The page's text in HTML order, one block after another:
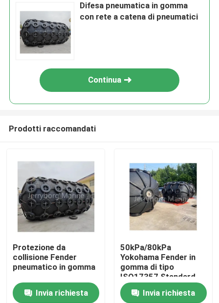
Casa
Prodotti
Circa noi
Difesa pneumatica in gomma
con rete a catena di pneumatici
Continua
Prodotti raccomandati
Protezione da
collisione Fender
pneumatico in gomma
Invia richiesta
50kPa/80kPa
Yokohama Fender in
gomma di tipo
ISO17357 Standard
con protezione di alta
qualitàInvia richiesta